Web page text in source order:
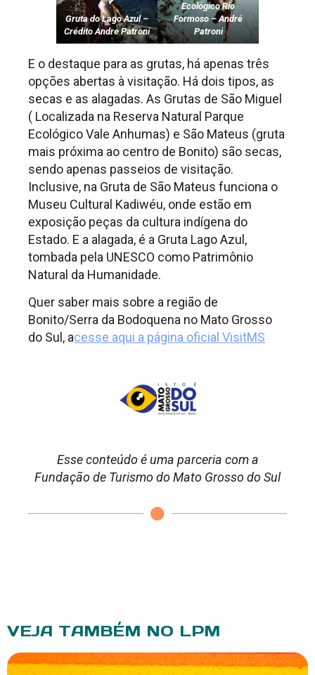
Gruta do Lago Azul –
Crédito Andre Patroni
Ecológico Rio
Formoso – André
Patroni
E o destaque para as grutas, há apenas três
opções abertas à visitação. Há dois tipos, as
secas e as alagadas. As Grutas de São Miguel
( Localizada na Reserva Natural Parque
Ecológico Vale Anhumas) e São Mateus (gruta
mais próxima ao centro de Bonito) são secas,
sendo apenas passeios de visitação.
Inclusive, na Gruta de São Mateus funciona o
Museu Cultural Kadiwéu, onde estão em
exposição peças da cultura indígena do
Estado. E a alagada, é a Gruta Lago Azul,
tombada pela UNESCO como Patrimônio
Natural da Humanidade.
Quer saber mais sobre a região de
Bonito/Serra da Bodoquena no Mato Grosso
do Sul, acesse aqui a página oficial VisitMS
Esse conteúdo é uma parceria com a
Fundação de Turismo do Mato Grosso do Sul
VEJA TAMBÉM NO LPM